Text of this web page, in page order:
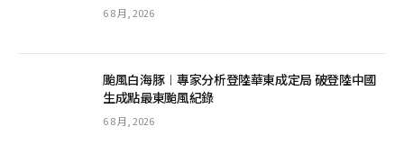
6 8 月, 2026
颱風白海豚︱專家分析登陸華東成定局 破登陸中國
生成點最東颱風紀錄
6 8 月, 2026